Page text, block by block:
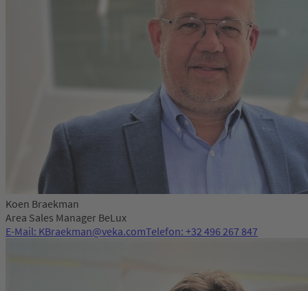
Koen Braekman
Area Sales Manager BeLux
E-Mail: KBraekman@veka.comTelefon: +32 496 267 847